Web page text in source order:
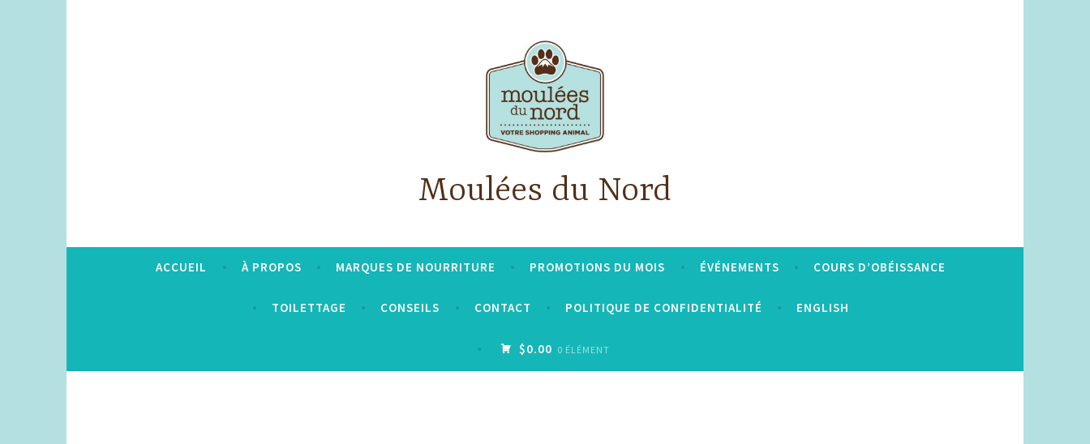
Moulées du Nord
ACCUEIL À PROPOS MARQUES DE NOURRITURE PROMOTIONS DU MOIS ÉVÉNEMENTS COURS D’OBÉISSANCE
TOILETTAGE CONSEILS CONTACT POLITIQUE DE CONFIDENTIALITÉ ENGLISH
$0.00 0 ÉLÉMENT